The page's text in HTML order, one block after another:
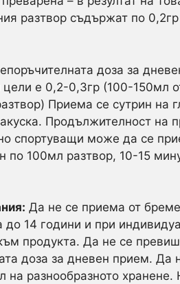
разтвор съдържат по
доза за
цели е 0,2-0,3гр (100-150мл
Приема се сутрин на
Продължителност на
спортуващи може да се
по 100мл разтвор, 10-15
Да не се приема от
до 14 години и при
продукта. Да не се
доза за дневен прием. Да
на разнообразното хранене.